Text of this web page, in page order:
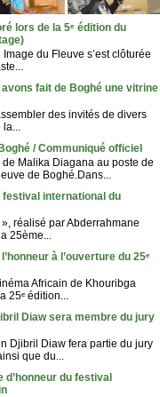
lors de la 5ᵉ édition du
du Fleuve s’est clôturée
fait de Boghé une vitrine
des invités de divers
la...
/ Communiqué officiel
Malika Diagana au poste de
de Boghé.Dans...
festival international du
réalisé par Abderrahmane
25ème...
à l’ouverture du 25ᵉ
Africain de Khouribga
25ᵉ édition...
Diaw sera membre du jury
Djibril Diaw fera partie du jury
que du...
du festival